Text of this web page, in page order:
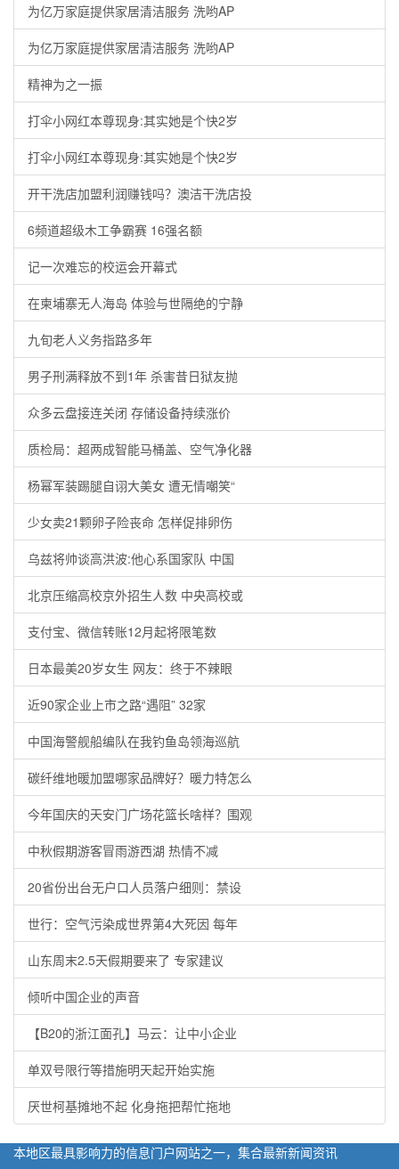
为亿万家庭提供家居清洁服务 洗哟AP
为亿万家庭提供家居清洁服务 洗哟AP
精神为之一振
打伞小网红本尊现身:其实她是个快2岁
打伞小网红本尊现身:其实她是个快2岁
开干洗店加盟利润赚钱吗？澳洁干洗店投
6频道超级木工争霸赛 16强名额
记一次难忘的校运会开幕式
在柬埔寨无人海岛 体验与世隔绝的宁静
九旬老人义务指路多年
男子刑满释放不到1年 杀害昔日狱友抛
众多云盘接连关闭 存储设备持续涨价
质检局：超两成智能马桶盖、空气净化器
杨幂军装踢腿自诩大美女 遭无情嘲笑“
少女卖21颗卵子险丧命 怎样促排卵伤
乌兹将帅谈高洪波:他心系国家队 中国
北京压缩高校京外招生人数 中央高校或
支付宝、微信转账12月起将限笔数
日本最美20岁女生 网友：终于不辣眼
近90家企业上市之路“遇阻” 32家
中国海警舰船编队在我钓鱼岛领海巡航
碳纤维地暖加盟哪家品牌好？暖力特怎么
今年国庆的天安门广场花篮长啥样？围观
中秋假期游客冒雨游西湖 热情不减
20省份出台无户口人员落户细则：禁设
世行：空气污染成世界第4大死因 每年
山东周末2.5天假期要来了 专家建议
倾听中国企业的声音
【B20的浙江面孔】马云：让中小企业
单双号限行等措施明天起开始实施
厌世柯基摊地不起 化身拖把帮忙拖地
本地区最具影响力的信息门户网站之一，集合最新新闻资讯